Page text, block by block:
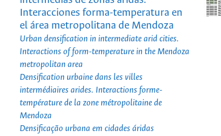
Interacciones forma-temperatura en
el área metropolitana de Mendoza
Urban densification in intermediate arid cities.
Interactions of form-temperature in the Mendoza
metropolitan area
Densification urbaine dans les villes
intermédiaires arides. Interactions forme-
température de la zone métropolitaine de
Mendoza
Densificação urbana em cidades áridas